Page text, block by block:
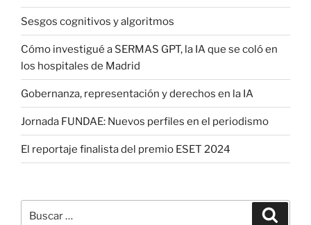
Sesgos cognitivos y algoritmos
Cómo investigué a SERMAS GPT, la IA que se coló en
los hospitales de Madrid
Gobernanza, representación y derechos en la IA
Jornada FUNDAE: Nuevos perfiles en el periodismo
El reportaje finalista del premio ESET 2024